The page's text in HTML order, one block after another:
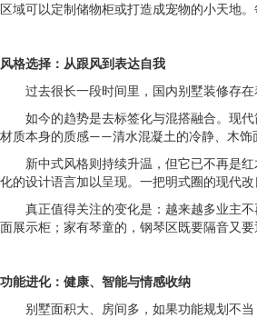
区域可以定制储物柜或打造成宠物的小天地。
风格选择：从跟风到表达自我
过去很长一段时间里，国内别墅装修存
如今的趋势是去标签化与混搭融合。现
材质本身的质感——清水混凝土的冷静、木饰
新中式风格则持续升温，但它已不再是
化的设计语言加以呈现。一把明式圈的现代
真正值得关注的变化是：越来越多业主
面展示柜；家有琴童的，钢琴区既要隔音又
功能进化：健康、智能与情感收纳
别墅面积大、房间多，如果功能规划不